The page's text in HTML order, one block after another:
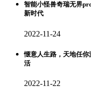
智能小怪兽奇瑞无界
新时代
2022-11-24
惬意人生路，天地任
活
2022-11-22